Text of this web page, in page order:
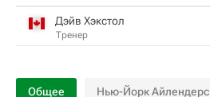
Дэйв Хэкстол
Тренер
Общее Нью-Йорк Айлендерс